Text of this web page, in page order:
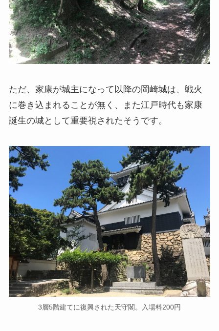
ただ、家康が城主になって以降の岡崎城は、戦火
に巻き込まれることが無く、また江戸時代も家康
誕生の城として重要視されたそうです。
3層5階建てに復興された天守閣。入場料200円